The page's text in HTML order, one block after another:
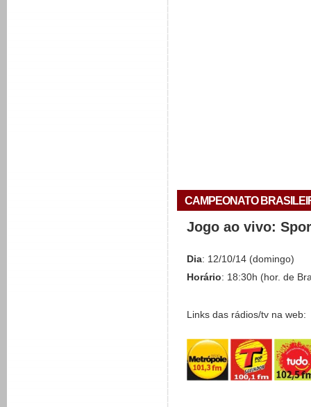
CAMPEONATO
Jogo ao vivo:
Dia: 12/10/14 (domingo)
Horário: 18:30h (hor. de
Links das rádios/tv na web: